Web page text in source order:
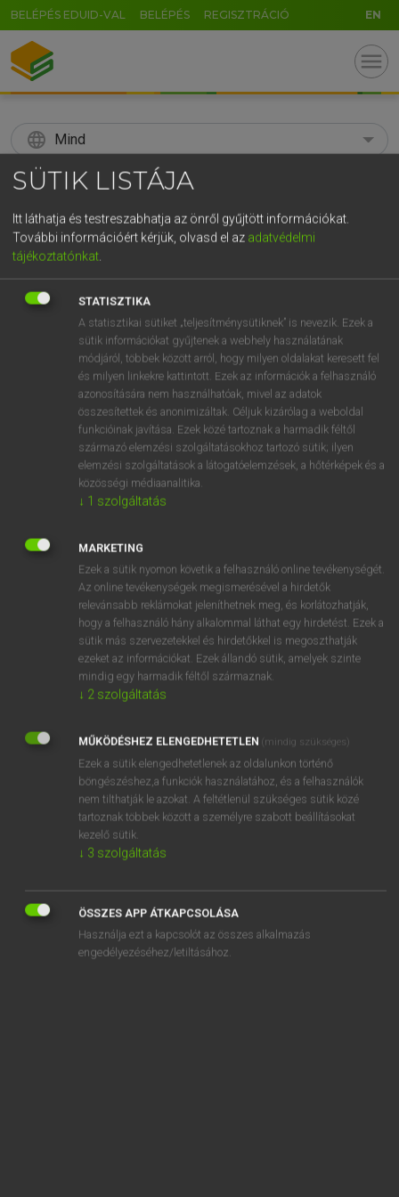
BELÉPÉS EDUID-VAL BELÉPÉS REGISZTRÁCIÓ EN
menu
language Mind
search
KERESÉS
Díjmentes angol szótár
aluszékonyság fn sleepiness
⚲ aluszékonyságkeresése szótárainkban
DÍJMENTES ANGOL SZÓTÁR
alumna
aluszékony
aluszékonyság
SZOTAR.NET APPLIKÁCIÓ
ONLINE NYELVVIZSGA
SÜTIK LISTÁJA
Itt láthatja és testreszabhatja az önről gyűjtött információkat.
További információért kérjük, olvasd el az adatvédelmi
tájékoztatónkat
STATISZTIKA
A statisztikai sütiket „teljesítménysütiknek” is nevezik. Ezek a
sütik információkat gyűjtenek a webhely használatának
módjáról, többek között arról, hogy milyen oldalakat keresett fel
és milyen linkekre kattintott. Ezek az információk a felhasználó
azonosítására nem használhatóak, mivel az adatok
összesítettek és anonimizáltak. Céljuk kizárólag a weboldal
funkcióinak javítása. Ezek közé tartoznak a harmadik féltől
származó elemzési szolgáltatásokhoz tartozó sütik; ilyen
elemzési szolgáltatások a látogatóelemzések, a hőtérképek és a
közösségi médiaanalitika.
↓ 1 szolgáltatás
MARKETING
Ezek a sütik nyomon követik a felhasználó online tevékenységét.
Az online tevékenységek megismerésével a hirdetők
relevánsabb reklámokat jeleníthetnek meg, és korlátozhatják,
hogy a felhasználó hány alkalommal láthat egy hirdetést. Ezek a
sütik más szervezetekkel és hirdetőkkel is megoszthatják
ezeket az információkat. Ezek állandó sütik, amelyek szinte
mindig egy harmadik féltől származnak.
↓ 2 szolgáltatás
MŰKÖDÉSHEZ ELENGEDHETETLEN (mindig szükséges)
Ezek a sütik elengedhetetlenek az oldalunkon történő
böngészéshez,a funkciók használatához, és a felhasználók
nem tilthatják le azokat. A feltétlenül szükséges sütik közé
tartoznak többek között a személyre szabott beállításokat
kezelő sütik.
↓ 3 szolgáltatás
ÖSSZES APP ÁTKAPCSOLÁSA
Használja ezt a kapcsolót az összes alkalmazás
engedélyezéséhez/letiltásához.
GR
5 6 7 8 9 ö ü ó
r t z u i o p ő ú
k l ű
n m , . AltGr